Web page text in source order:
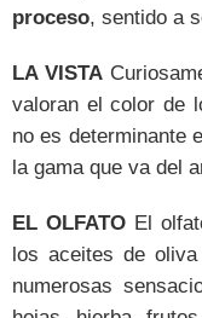
proceso, sentido a
LA VISTA
valoran el color de
no es determinante
la gama que va del
EL OLFATO El
los aceites de
numerosas